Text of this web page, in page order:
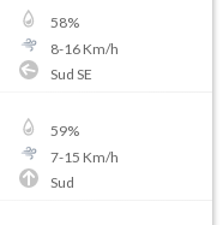
58%
8-16Km/h
Sud SE
59%
7-15 Km/h
Sud